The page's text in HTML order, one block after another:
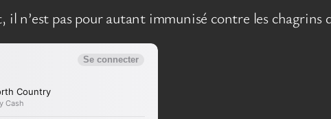
n’est pas pour autant immunisé contre les chagrins